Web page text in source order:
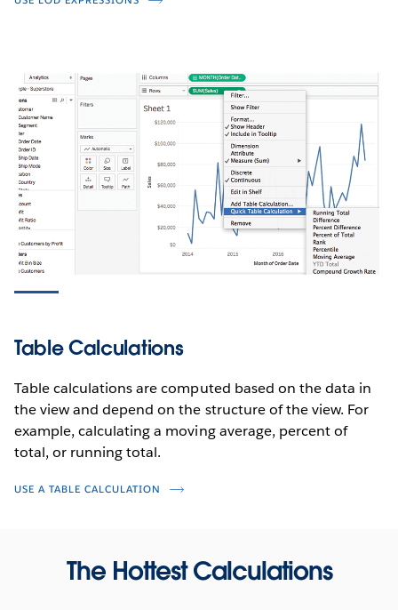
Table Calculations
Table calculations are computed based on the data in
the view and depend on the structure of the view. For
example, calculating a moving average, percent of
total, or running total.
USE A TABLE CALCULATION
The Hottest Calculations